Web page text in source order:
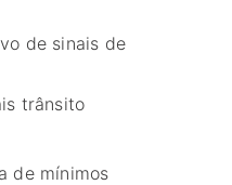
de sinais de
trânsito
de mínimos